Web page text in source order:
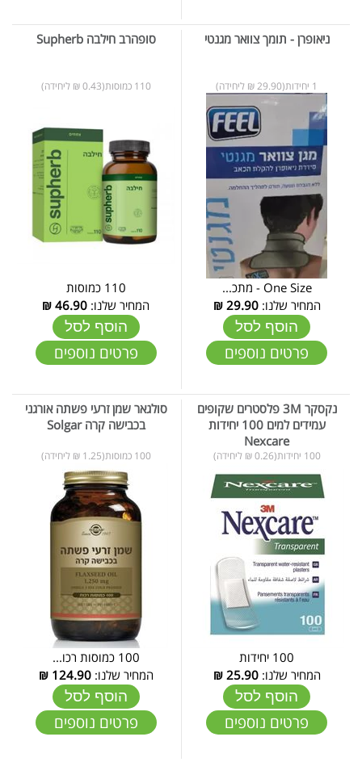
ניאופרן - תומך צוואר מגנטי
1 יחידות(29.90 ₪ ליחידה)
One Size - מתכ...
המחיר שלנו:29.90
₪
הוסף לסל
פרטים נוספים
סופהרב חילבה Supherb
110 כמוסות(0.43 ₪ ליחידה)
110 כמוסות
המחיר שלנו: 46.90
₪
הוסף לסל
פרטים נוספים
נקסקר 3M פלסטרים שקופים
עמידים למים 100 יחידות
Nexcare
100 יחידות(0.26 ₪ ליחידה)
100 יחידות
המחיר שלנו:25.90
₪
הוסף לסל
פרטים נוספים
סולגאר שמן זרעי פשתה אורגני
בכבישה קרה Solgar
100 כמוסות(1.25 ₪ ליחידה)
100 כמוסות רכו...
המחיר שלנו:124.90
₪
הוסף לסל
פרטים נוספים